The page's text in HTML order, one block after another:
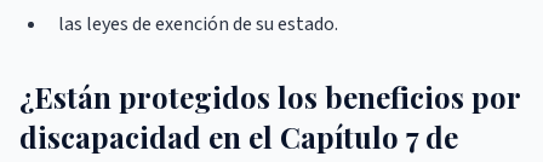
las leyes de exención de su estado.
¿Están protegidos los beneficios por
discapacidad en el Capítulo 7 de